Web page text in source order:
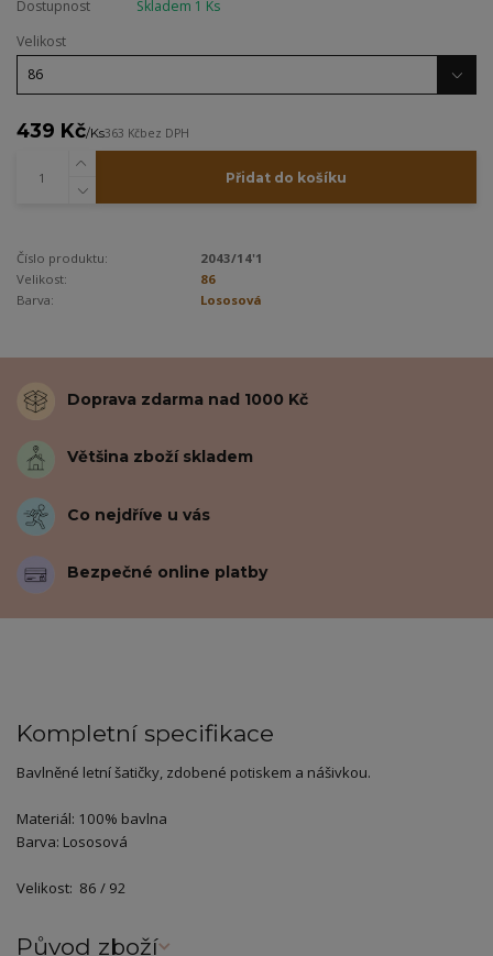
Dostupnost
Skladem 1 Ks
Velikost
439 Kč/Ks363 Kčbez DPH
Přidat do košíku
Číslo produktu:
2043/14'1
Velikost:
86
Barva:
Lososová
Doprava zdarma nad 1000 Kč
Většina zboží skladem
Co nejdříve u vás
Bezpečné online platby
Kompletní specifikace
Bavlněné letní šatičky, zdobené potiskem a nášivkou.
Materiál: 100% bavlna
Barva: Lososová
Velikost: 86 / 92
Původ zboží